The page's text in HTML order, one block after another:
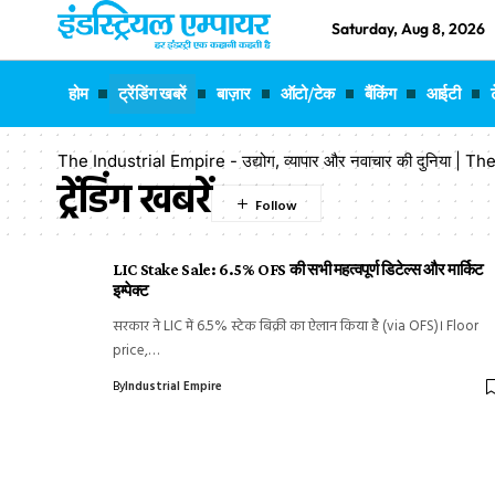
Saturday, Aug 8, 2026
होम ट्रेंडिंग खबरें बाज़ार ऑटो/टेक बैंकिंग आईटी
The Industrial Empire - उद्योग, व्यापार और नवाचार की दुनिया
ट्रेंडिंग खबरें
LIC Stake Sale: 6.5% OFS की सभी महत्वपूर्ण डिटेल्स और मार्किट
इम्पेक्ट
सरकार ने LIC में 6.5% स्टेक बिक्री का ऐलान किया है (via OFS)। Floor
price,…
ByIndustrial Empire